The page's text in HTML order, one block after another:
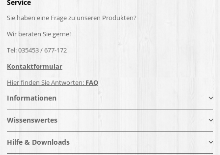
Service
Sie haben eine Frage zu unseren Produkten?
Wir beraten Sie gerne!
Tel: 035453 / 677-172
Kontaktformular
Hier finden Sie Antworten: FAQ
Informationen
Wissenswertes
Hilfe & Downloads